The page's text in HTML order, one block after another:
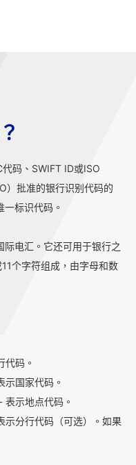
码、SWIFT ID或ISO
）批准的银行识别代码的
标识代码。
电汇。它还可用于银行之
个字符组成，由字母和数
代码。
示国家代码。
- 表示地点代码。
示分行代码（可选）。如果